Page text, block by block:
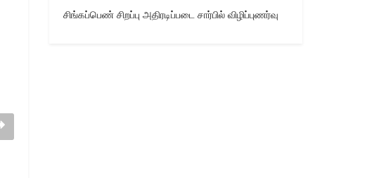
சிங்கப்பெண் சிறப்பு அதிரடிப்படை சார்பில் விழிப்புணர்வு